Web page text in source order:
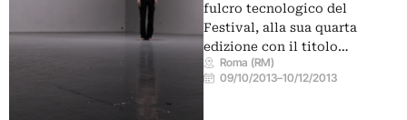
fulcro tecnologico del
Festival, alla sua quarta
edizione con il titolo…
Roma (RM)
09/10/2013–10/12/2013